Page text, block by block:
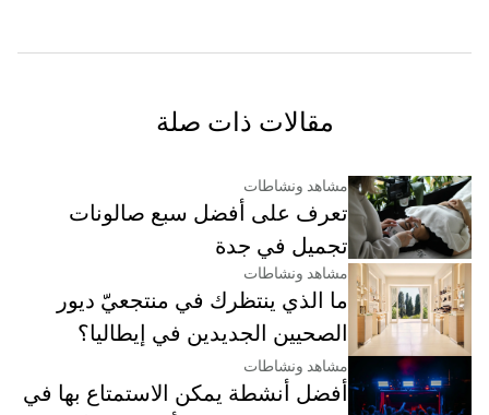
مقالات ذات صلة
مشاهد ونشاطات
تعرف على أفضل سبع صالونات
تجميل في جدة
مشاهد ونشاطات
ما الذي ينتظرك في منتجعيّ ديور
الصحيين الجديدين في إيطاليا؟
مشاهد ونشاطات
أفضل أنشطة يمكن الاستمتاع بها في